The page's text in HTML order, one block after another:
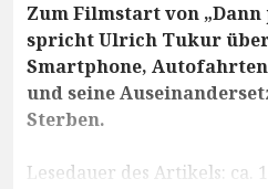
Zum Filmstart von „Dann
spricht Ulrich Tukur über
Smartphone,
und seine
Sterben.
Lesedauer des Artikels: ca.